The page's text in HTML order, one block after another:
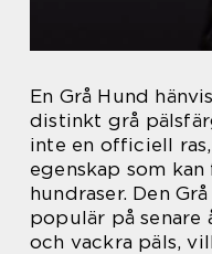
En Grå Hund
distinkt grå
inte en officiell
egenskap som
hundraser. Den
populär på senare
och vackra päls,